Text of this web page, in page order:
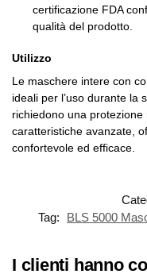
certificazione FDA
qualità del prodotto.
Utilizzo
Le maschere intere con
ideali per l’uso durante la
richiedono una
caratteristiche avanzate,
confortevole ed efficace.
Tag:
BLS 5000
I clienti hanno